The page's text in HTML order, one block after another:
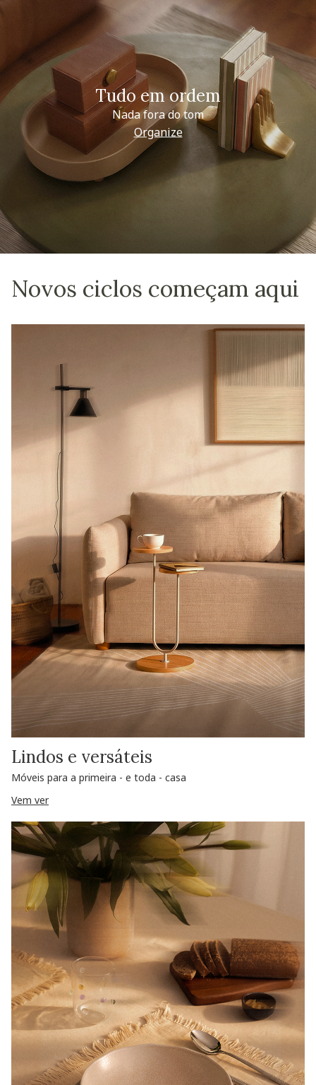
Tudo em ordem
Nada fora do tom
Organize
Novos ciclos começam aqui
Lindos e versáteis
Móveis para a primeira - e toda - casa
Vem ver